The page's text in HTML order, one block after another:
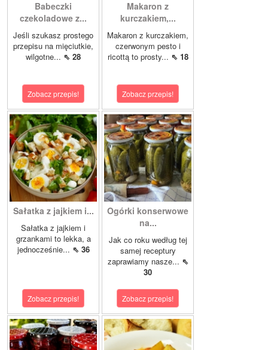
Babeczki
czekoladowe z...
Jeśli szukasz prostego
przepisu na mięciutkie,
wilgotne... ⇖ 28
Zobacz przepis!
Makaron z
kurczakiem,...
Makaron z kurczakiem,
czerwonym pesto i
ricottą to prosty... ⇖ 18
Zobacz przepis!
Sałatka z jajkiem i...
Sałatka z jajkiem i
grzankami to lekka, a
jednocześnie... ⇖ 36
Zobacz przepis!
Ogórki konserwowe
na...
Jak co roku według tej
samej receptury
zaprawiamy nasze... ⇖
30
Zobacz przepis!